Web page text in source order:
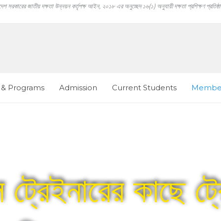
সরকারের জাতীয় দক্ষতা উন্নয়ন কর্তৃপক্ষ আইন, ২০১৮ এর অনুচ্ছেদ ১৬(১) অনুযায়ী দক্ষতা প্রশিক্ষণ
Programs Admission Current Students
কাছে